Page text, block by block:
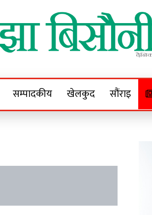
सम्पादकीय खेलकुद सौंराइ